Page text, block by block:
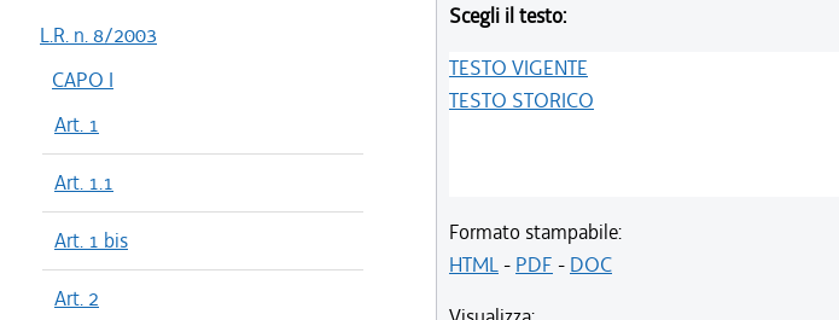
L.R. n. 8/2003
CAPO I
Art. 1
Art. 1.1
Art. 1 bis
Art. 2
Scegli il testo:
TESTO VIGENTE
TESTO STORICO
Formato stampabile:
HTML- PDF - DOC